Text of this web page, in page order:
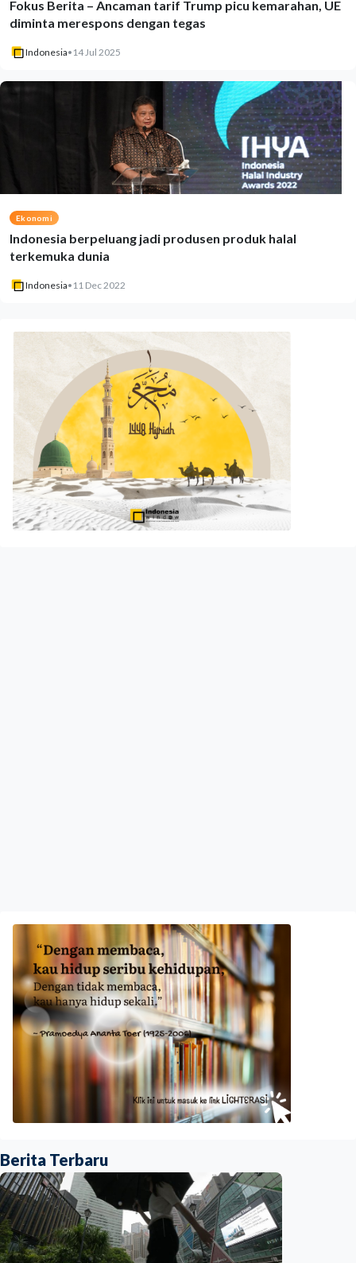
Fokus Berita – Ancaman tarif Trump picu kemarahan, UE
diminta merespons dengan tegas
Indonesia• 14 Jul 2025
Ekonomi
Indonesia berpeluang jadi produsen produk halal
terkemuka dunia
Indonesia• 11 Dec 2022
Berita Terbaru